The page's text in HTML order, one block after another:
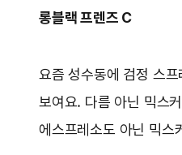
롱블랙 프렌즈 C
요즘 성수동에 검정 스
보여요. 다름 아닌 믹스
에스프레소도 아닌 믹스